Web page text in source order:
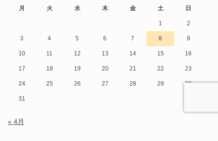
月 火 水 木 金 土 日
1 2
3 4 5 6 7 8 9
10 11 12 13 14 15 16
17 18 19 20 21 22 23
24 25 26 27 28 29 30
31
« 4月